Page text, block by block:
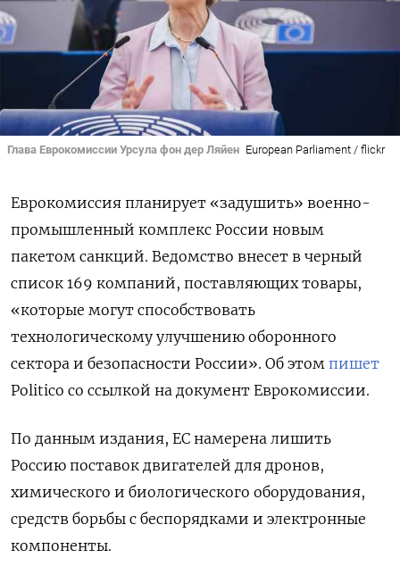
Глава Еврокомиссии Урсула фон дер Ляйен European Parliament / flickr
Еврокомиссия планирует «задушить» военно-
промышленный комплекс России новым
пакетом санкций. Ведомство внесет в черный
список 169 компаний, поставляющих товары,
«которые могут способствовать
технологическому улучшению оборонного
сектора и безопасности России». Об этом пишет
Politico со ссылкой на документ Еврокомиссии.
По данным издания, ЕС намерена лишить
Россию поставок двигателей для дронов,
химического и биологического оборудования,
средств борьбы с беспорядками и электронные
компоненты.